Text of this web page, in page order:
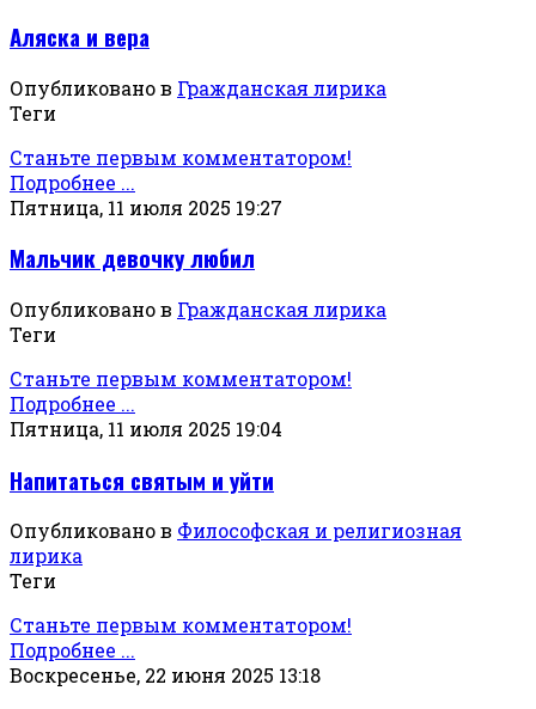
Аляска и вера
Опубликовано в Гражданская лирика
Теги
Станьте первым комментатором!
Подробнее ...
Пятница, 11 июля 2025 19:27
Мальчик девочку любил
Опубликовано в Гражданская лирика
Теги
Станьте первым комментатором!
Подробнее ...
Пятница, 11 июля 2025 19:04
Напитаться святым и уйти
Опубликовано в Философская и религиозная
лирика
Теги
Станьте первым комментатором!
Подробнее ...
Воскресенье, 22 июня 2025 13:18